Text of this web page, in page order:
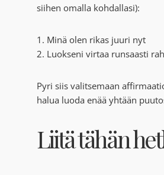
siihen omalla kohdallasi):
1. Minä olen rikas juuri nyt
2. Luokseni virtaa runsaasti
Pyri siis valitsemaan
halua luoda enää yhtään
Liitä tähän